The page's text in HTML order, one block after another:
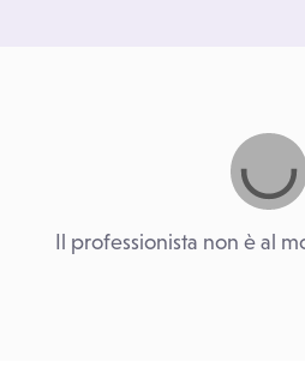
Il professionista non è al